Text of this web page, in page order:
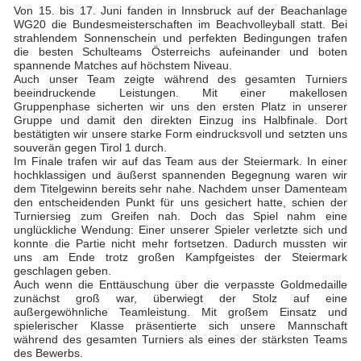
Von 15. bis 17. Juni fanden in Innsbruck auf der Beachanlage
WG20 die Bundesmeisterschaften im Beachvolleyball statt. Bei
strahlendem Sonnenschein und perfekten Bedingungen trafen
die besten Schulteams Österreichs aufeinander und boten
spannende Matches auf höchstem Niveau.
Auch unser Team zeigte während des gesamten Turniers
beeindruckende Leistungen. Mit einer makellosen
Gruppenphase sicherten wir uns den ersten Platz in unserer
Gruppe und damit den direkten Einzug ins Halbfinale. Dort
bestätigten wir unsere starke Form eindrucksvoll und setzten uns
souverän gegen Tirol 1 durch.
Im Finale trafen wir auf das Team aus der Steiermark. In einer
hochklassigen und äußerst spannenden Begegnung waren wir
dem Titelgewinn bereits sehr nahe. Nachdem unser Damenteam
den entscheidenden Punkt für uns gesichert hatte, schien der
Turniersieg zum Greifen nah. Doch das Spiel nahm eine
unglückliche Wendung: Einer unserer Spieler verletzte sich und
konnte die Partie nicht mehr fortsetzen. Dadurch mussten wir
uns am Ende trotz großen Kampfgeistes der Steiermark
geschlagen geben.
Auch wenn die Enttäuschung über die verpasste Goldmedaille
zunächst groß war, überwiegt der Stolz auf eine
außergewöhnliche Teamleistung. Mit großem Einsatz und
spielerischer Klasse präsentierte sich unsere Mannschaft
während des gesamten Turniers als eines der stärksten Teams
des Bewerbs.